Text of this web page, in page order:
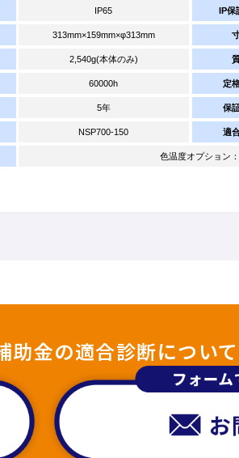
IP65
313mm×159mm×φ313mm
2,540g(本体のみ)
60000h
5年
NSP700-150
IP保
定
保
適
色温度オプション
金の適合診断につい